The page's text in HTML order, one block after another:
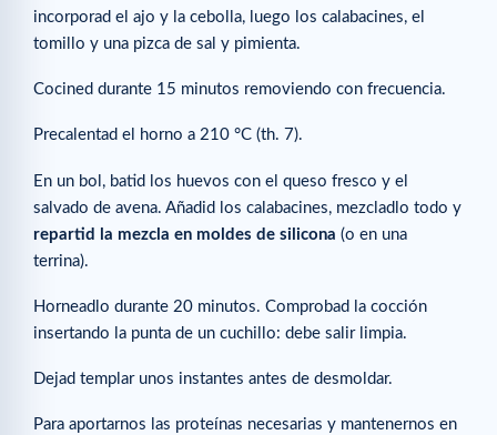
incorporad el ajo y la cebolla, luego los calabacines, el
tomillo y una pizca de sal y pimienta.
Cocined durante 15 minutos removiendo con frecuencia.
Precalentad el horno a 210 °C (th. 7).
En un bol, batid los huevos con el queso fresco y el
salvado de avena. Añadid los calabacines, mezcladlo todo y
repartid la mezcla en moldes de silicona (o en una
terrina).
Horneadlo durante 20 minutos. Comprobad la cocción
insertando la punta de un cuchillo: debe salir limpia.
Dejad templar unos instantes antes de desmoldar.
Para aportarnos las proteínas necesarias y mantenernos en